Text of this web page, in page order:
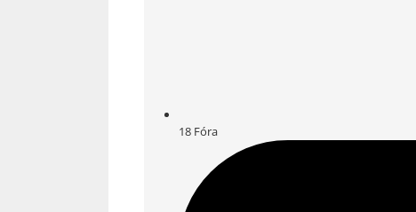
18 Fóra